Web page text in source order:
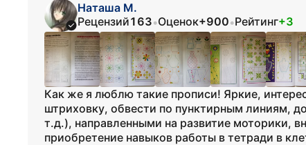
Наташа М.
Рецензий163•Оценок+900•Рейтинг+3
Как же я люблю такие прописи! Яркие,
штриховку, обвести по пунктирным линиям,
т.д.), направленными на развитие моторики,
приобретение навыков работы в тетради в